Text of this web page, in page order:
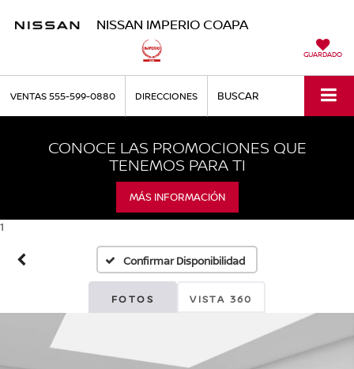
NISSAN IMPERIO COAPA
GUARDADO
VENTAS555-599-0880 DIRECCIONES BUSCAR
CONOCE LAS PROMOCIONES QUE
TENEMOS PARA TI
MÁS INFORMACIÓN
1
Confirmar Disponibilidad
FOTOS VISTA 360